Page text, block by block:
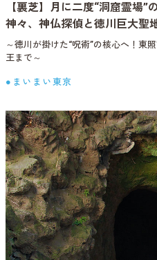
【裏芝】月に二度“洞窟霊場”
神々、神仏探偵と徳川巨大聖
～徳川が掛けた“呪術”の核心へ！東
王まで～
●まいまい東京